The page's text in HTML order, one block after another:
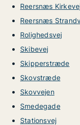
Reersnæs
Reersnæs
Rolighedsvej
Skibevej
Skipperstræde
Skovstræde
Skovvejen
Smedegade
Stationsvej